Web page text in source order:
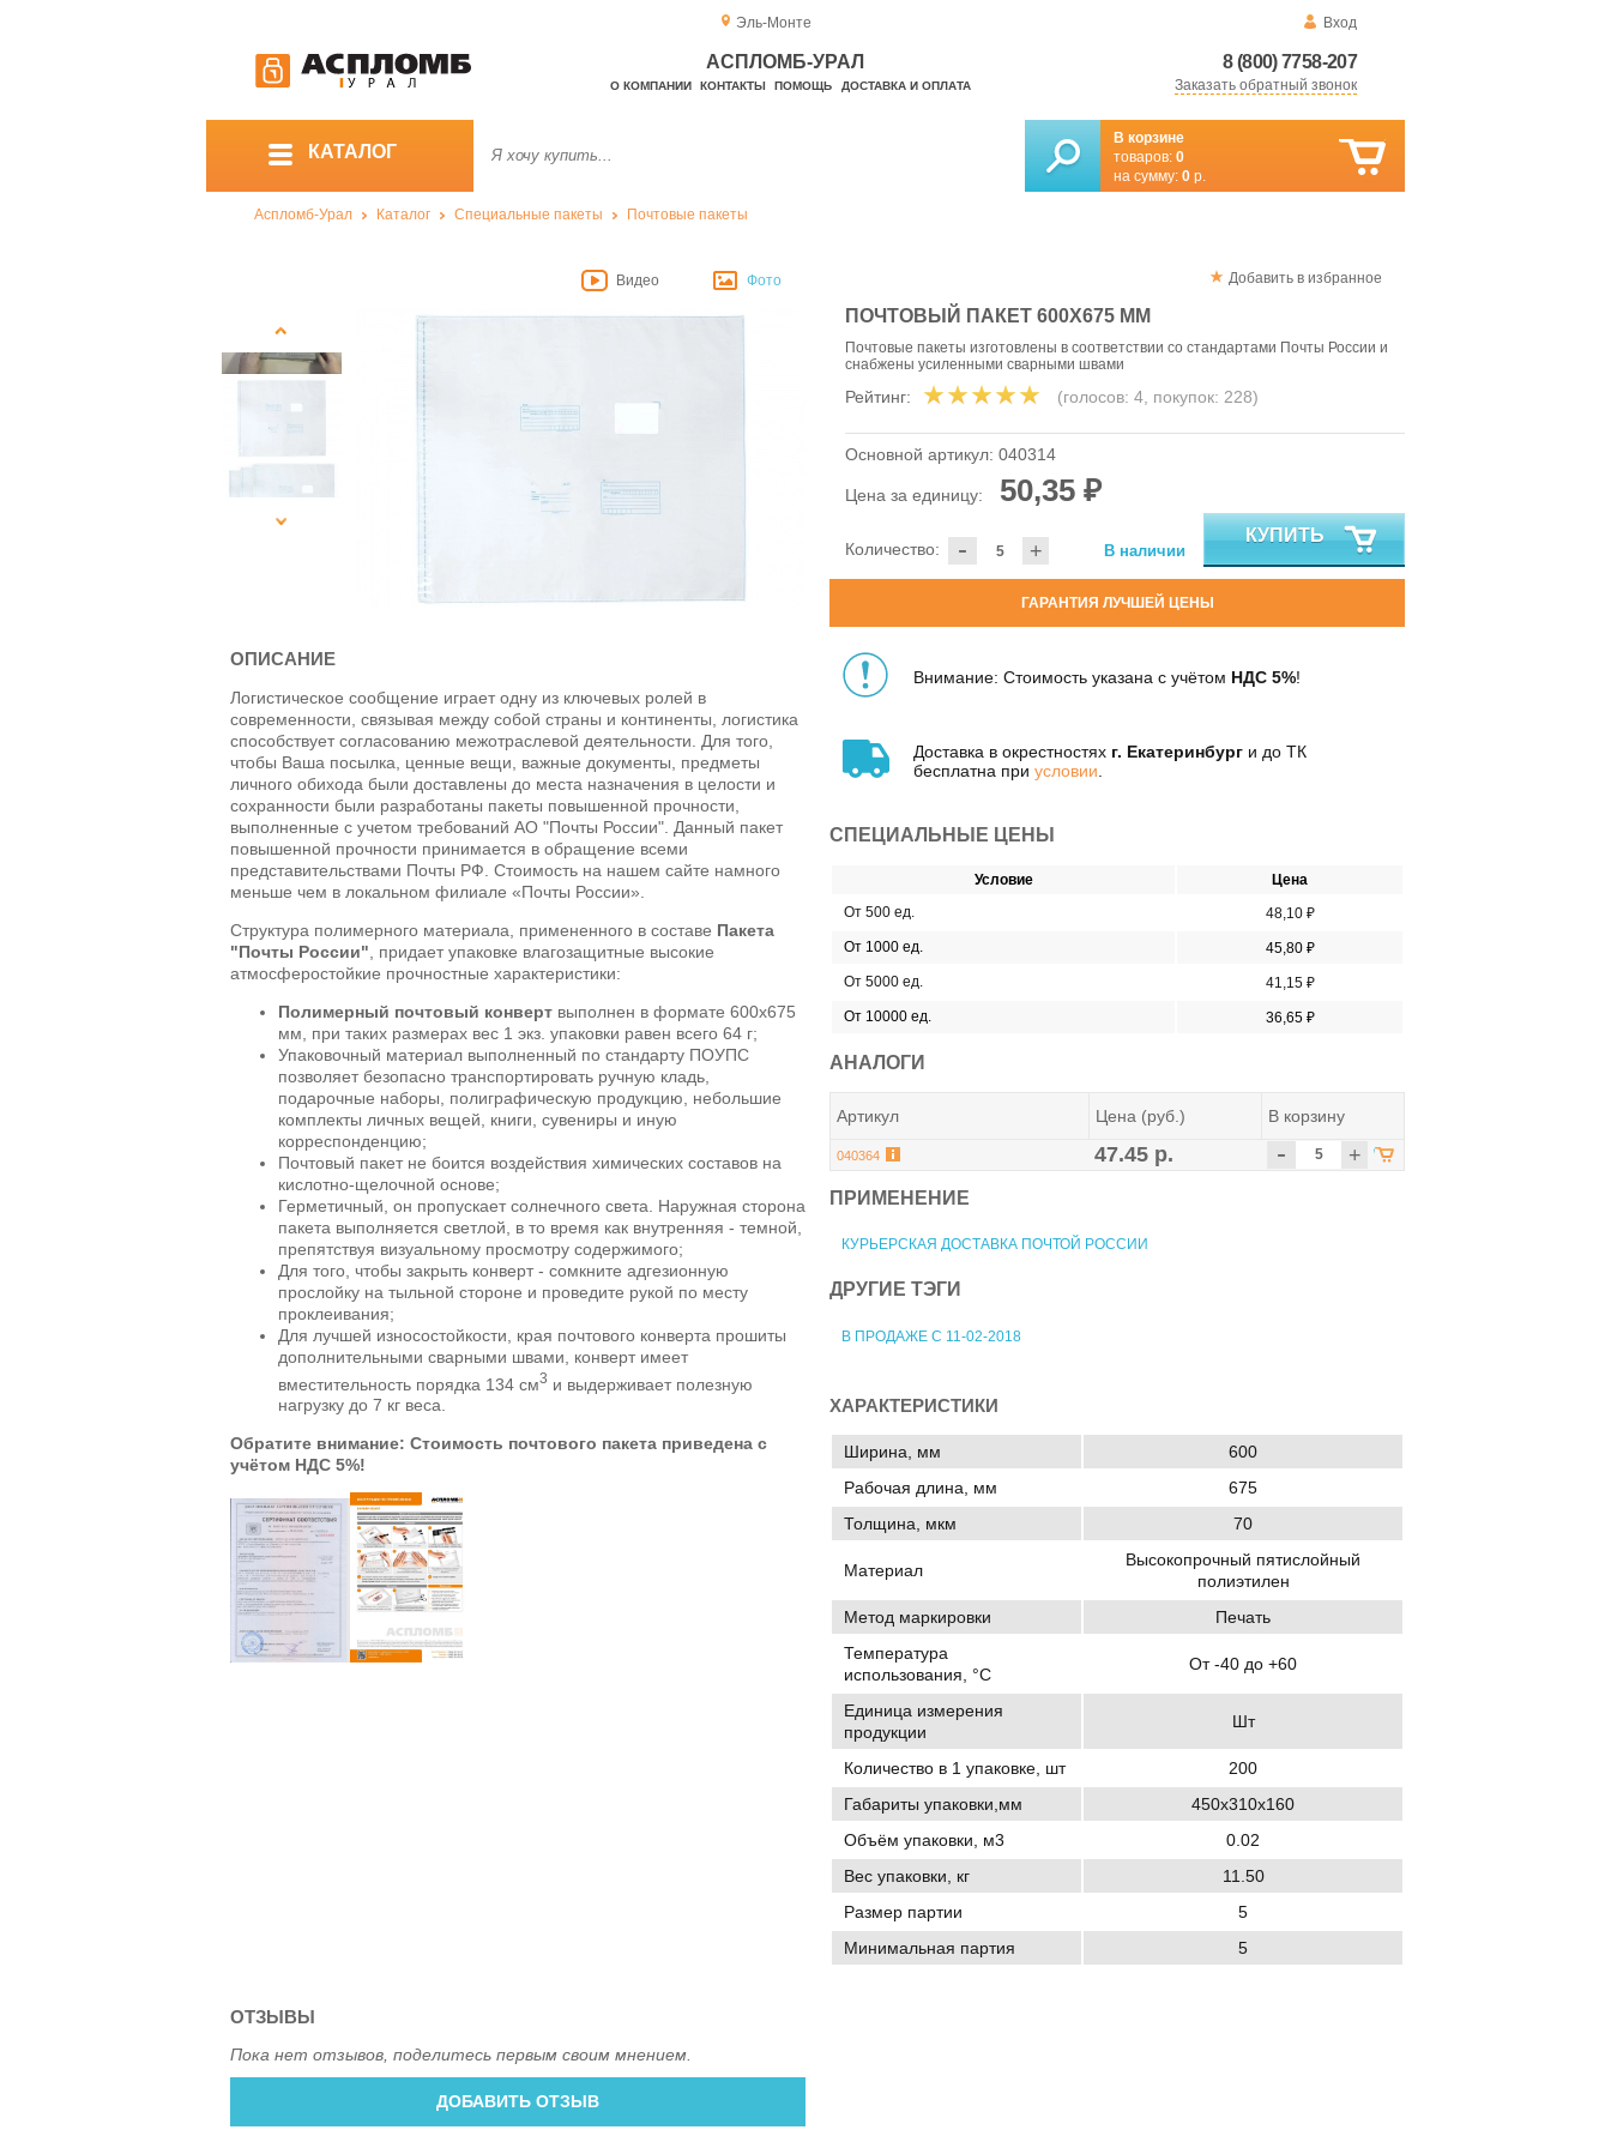
Эль-Монте Вход
8 (800) 7758-207
Заказать обратный звонок
АСПЛОМБ-УРАЛ
О КОМПАНИИ КОНТАКТЫ ПОМОЩЬ ДОСТАВКА И ОПЛАТА
КАТАЛОГ
В корзине
товаров: 0
на сумму: 0 р.
Аспломб-Урал Каталог Специальные пакеты Почтовые пакеты
Добавить в избранное
ПОЧТОВЫЙ ПАКЕТ 600Х675 ММ
Почтовые пакеты изготовлены в соответствии со стандартами Почты России и
снабжены усиленными сварными швами
Рейтинг: (голосов: 4, покупок: 228)
Основной артикул: 040314
Цена за единицу: 50,35 ₽
- +
Количество: В наличии
КУПИТЬ
ГАРАНТИЯ ЛУЧШЕЙ ЦЕНЫ
Внимание: Стоимость указана с учётом НДС 5%!
Доставка в окрестностях г. Екатеринбург и до ТК
бесплатна при условии
СПЕЦИАЛЬНЫЕ ЦЕНЫ
Условие
Цена
От 500 ед.
48,10 ₽
От 1000 ед.
45,80 ₽
От 5000 ед.
41,15 ₽
От 10000 ед.
36,65 ₽
АНАЛОГИ
Артикул Цена (руб.) В корзину
040364 47.45 р. - +
ПРИМЕНЕНИЕ
КУРЬЕРСКАЯ ДОСТАВКА ПОЧТОЙ РОССИИ
ДРУГИЕ ТЭГИ
В ПРОДАЖЕ С 11-02-2018
Видео Фото
ОПИСАНИЕ
Логистическое сообщение играет одну из ключевых ролей в
современности, связывая между собой страны и континенты, логистика
способствует согласованию межотраслевой деятельности. Для того,
чтобы Ваша посылка, ценные вещи, важные документы, предметы
личного обихода были доставлены до места назначения в целости и
сохранности были разработаны пакеты повышенной прочности,
выполненные с учетом требований АО "Почты России". Данный пакет
повышенной прочности принимается в обращение всеми
представительствами Почты РФ. Стоимость на нашем сайте намного
меньше чем в локальном филиале «Почты России».
Структура полимерного материала, примененного в составе Пакета
"Почты России" , придает упаковке влагозащитные высокие
атмосферостойкие прочностные характеристики:
Полимерный почтовый конверт выполнен в формате 600х675
мм, при таких размерах вес 1 экз. упаковки равен всего 64 г;
Упаковочный материал выполненный по стандарту ПОУПС
позволяет безопасно транспортировать ручную кладь,
подарочные наборы, полиграфическую продукцию, небольшие
комплекты личных вещей, книги, сувениры и иную
корреспонденцию;
Почтовый пакет не боится воздействия химических составов на
кислотно-щелочной основе;
Герметичный, он пропускает солнечного света. Наружная сторона
пакета выполняется светлой, в то время как внутренняя - темной,
препятствуя визуальному просмотру содержимого;
Для того, чтобы закрыть конверт - сомкните адгезионную
прослойку на тыльной стороне и проведите рукой по месту
проклеивания;
Для лучшей износостойкости, края почтового конверта прошиты
дополнительными сварными швами, конверт имеет
вместительность порядка 134 см3 и выдерживает полезную
нагрузку до 7 кг веса.
Обратите внимание: Стоимость почтового пакета приведена с
учётом НДС 5%!
ХАРАКТЕРИСТИКИ
Ширина, мм
600
Рабочая длина, мм
675
Толщина, мкм
70
Материал
Высокопрочный пятислойный
полиэтилен
Метод маркировки
Печать
Температура
использования, °C
От -40 до +60
Единица измерения
продукции
Шт
Количество в 1 упаковке, шт
200
Габариты упаковки,мм
450х310х160
Объём упаковки, м3
0.02
Вес упаковки, кг
11.50
Размер партии
5
Минимальная партия
5
ОТЗЫВЫ
Пока нет отзывов, поделитесь первым своим мнением.
ДОБАВИТЬ ОТЗЫВ